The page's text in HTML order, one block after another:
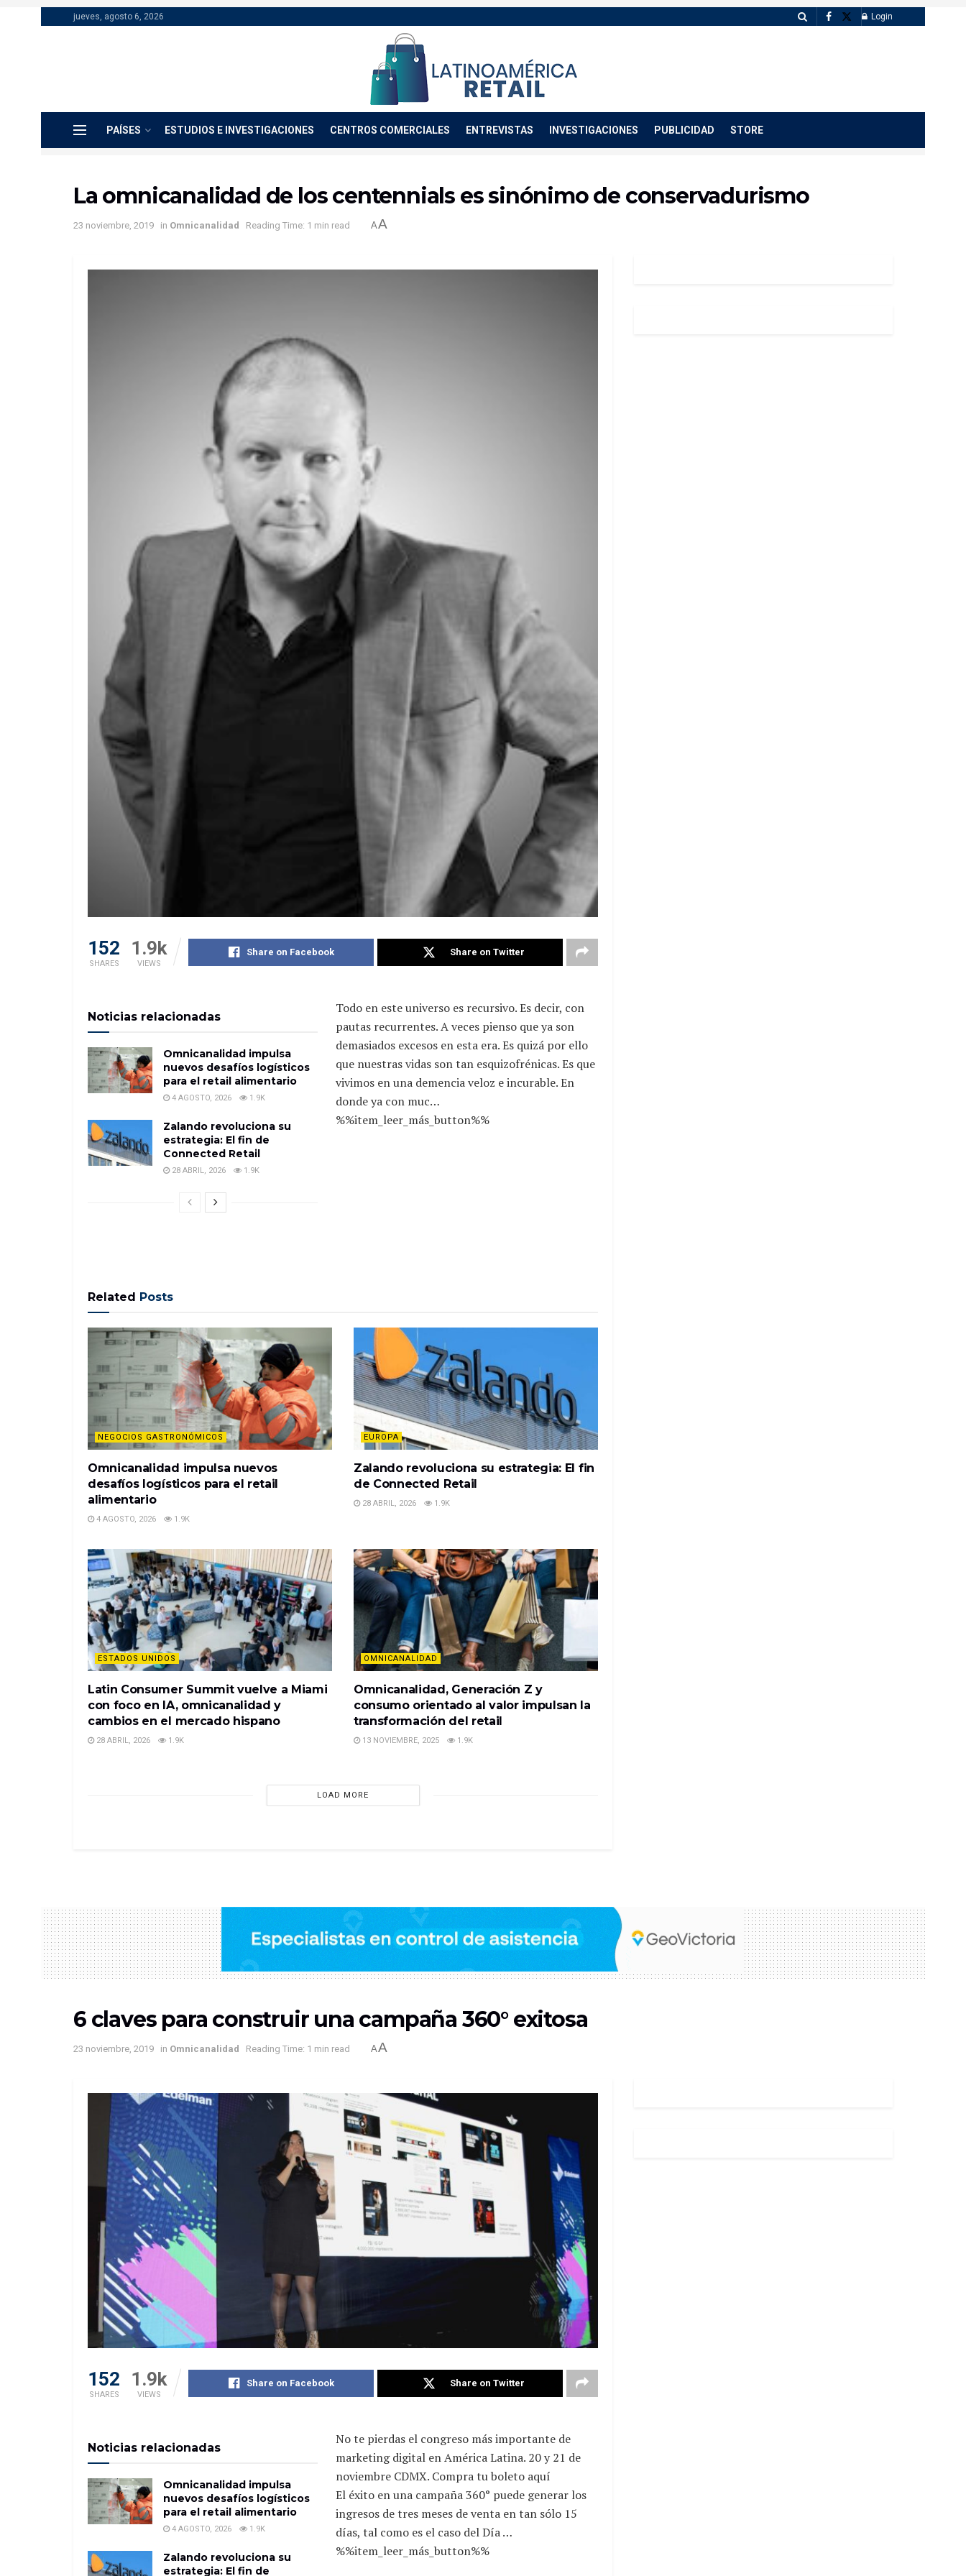
jueves, agosto 6, 2026 Login
PAÍSES ESTUDIOS E INVESTIGACIONES CENTROS COMERCIALES ENTREVISTAS INVESTIGACIONES PUBLICIDAD STORE
La omnicanalidad de los centennials es sinónimo de conservadurismo
23 noviembre, 2019 in Omnicanalidad Reading Time: 1 min read AA
152
SHARES
1.9k
VIEWS
Share on Facebook Share on Twitter
Noticias relacionadas
Omnicanalidad impulsa
nuevos desafíos logísticos
para el retail alimentario
4 AGOSTO, 2026 1.9K
Zalando revoluciona su
estrategia: El fin de
Connected Retail
28 ABRIL, 2026 1.9K
Todo en este universo es recursivo. Es decir, con
pautas recurrentes. A veces pienso que ya son
demasiados excesos en esta era. Es quizá por ello
que nuestras vidas son tan esquizofrénicas. Es que
vivimos en una demencia veloz e incurable. En
donde ya con muc…
%%item_leer_más_button%%
Related Posts
NEGOCIOS GASTRONÓMICOS
Omnicanalidad impulsa nuevos
desafíos logísticos para el retail
alimentario
4 AGOSTO, 2026 1.9K
EUROPA
Zalando revoluciona su estrategia: El fin
de Connected Retail
28 ABRIL, 2026 1.9K
ESTADOS UNIDOS
Latin Consumer Summit vuelve a Miami
con foco en IA, omnicanalidad y
cambios en el mercado hispano
28 ABRIL, 2026 1.9K
OMNICANALIDAD
Omnicanalidad, Generación Z y
consumo orientado al valor impulsan la
transformación del retail
13 NOVIEMBRE, 2025 1.9K
LOAD MORE
6 claves para construir una campaña 360° exitosa
23 noviembre, 2019 in Omnicanalidad Reading Time: 1 min read AA
152
SHARES
1.9k
VIEWS
Share on Facebook Share on Twitter
Noticias relacionadas
Omnicanalidad impulsa
nuevos desafíos logísticos
para el retail alimentario
4 AGOSTO, 2026 1.9K
Zalando revoluciona su
estrategia: El fin de
No te pierdas el congreso más importante de
marketing digital en América Latina. 20 y 21 de
noviembre CDMX. Compra tu boleto aquí
El éxito en una campaña 360° puede generar los
ingresos de tres meses de venta en tan sólo 15
días, tal como es el caso del Día …
%%item_leer_más_button%%